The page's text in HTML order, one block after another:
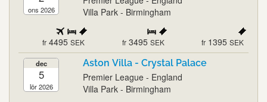
ons 2026
Villa Park - Birmingham
fr 4495 SEK fr 3495 SEK fr 1395 SEK
dec
5
lör 2026
Aston Villa - Crystal Palace
Premier League - England
Villa Park - Birmingham